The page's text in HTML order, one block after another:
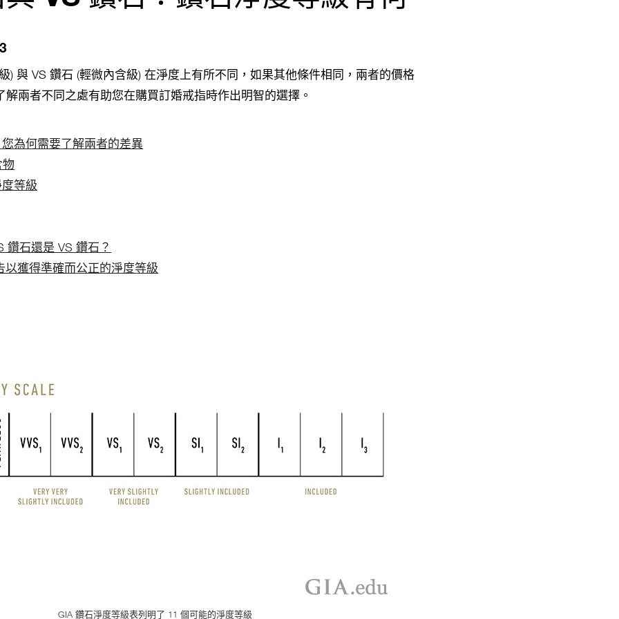
) 與 VS 鑽石 (輕微內含級) 在淨度上有所不同，如果其他條件相同，兩者的價格
兩者不同之處有助您在購買訂婚戒指時作出明智的選擇。
為何需要了解兩者的差異
物
等級
鑽石還是 VS 鑽石？
以獲得準確而公正的淨度等級
GIA 鑽石淨度等級表列明了 11 個可能的淨度等級